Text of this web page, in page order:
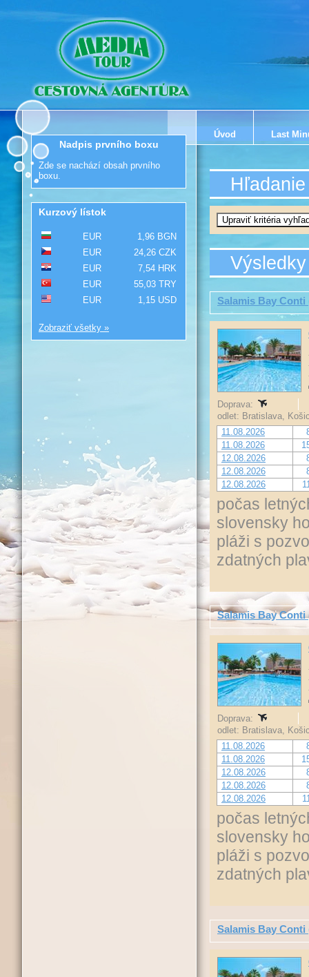
Úvod Last
Salamis Bay
Doprava:
odlet: Bratislava,
11.08.2026
11.08.2026
12.08.2026
12.08.2026
12.08.2026
počas
slovensky
pláži s
zdatných
Salamis Bay
Doprava:
odlet: Bratislava,
11.08.2026
11.08.2026
12.08.2026
12.08.2026
12.08.2026
počas
slovensky
pláži s
zdatných
Salamis Bay
Nadpis prvního boxu
Zde se nachází obsah prvního
boxu.
Kurzový lístok
EUR
1,96 BGN
EUR
24,26 CZK
EUR
7,54 HRK
EUR
55,03 TRY
EUR
1,15 USD
Zobraziť všetky »